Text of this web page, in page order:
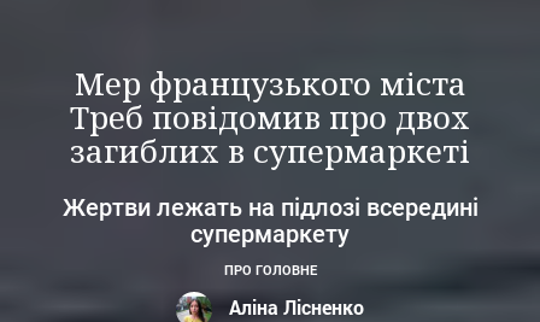
Мер французького міста
Треб повідомив про двох
загиблих в супермаркеті
Жертви лежать на підлозі всередині
супермаркету
ПРО ГОЛОВНЕ
Аліна Лісненко